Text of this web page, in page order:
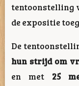
tentoonstelling
de expositie
De
hun strijd om
en met 25